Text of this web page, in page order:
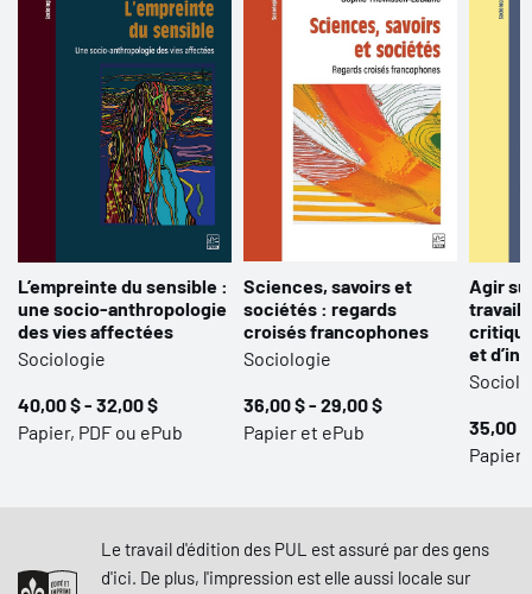
L’empreinte du sensible :
une socio-anthropologie
des vies affectées
Sociologie
40,00 $ - 32,00 $
Papier, PDF ou ePub
Sciences, savoirs et
sociétés : regards
croisés francophones
Sociologie
36,00 $ - 29,00 $
Papier et ePub
Agir
travail
et
35,00
Papier,
Le travail d'édition des PUL est assuré par des gens
d'ici. De plus, l'impression est elle aussi locale sur